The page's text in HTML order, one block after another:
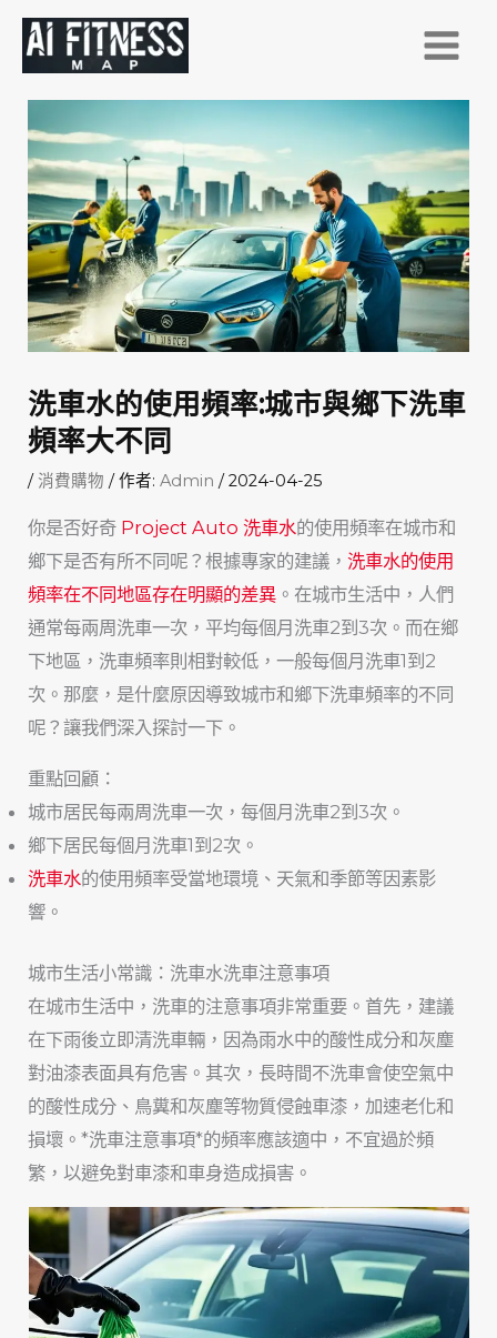
洗車水的使用頻率:城市與鄉下洗車
頻率大不同
/消費購物 / 作者:Admin/2024-04-25
你是否好奇 Project Auto 洗車水的使用頻率在城市和
鄉下是否有所不同呢？根據專家的建議，洗車水的使用
頻率在不同地區存在明顯的差異 。在城市生活中，人們
通常每兩周洗車一次，平均每個月洗車2到3次。而在鄉
下地區，洗車頻率則相對較低，一般每個月洗車1到2
次。那麼，是什麼原因導致城市和鄉下洗車頻率的不同
呢？讓我們深入探討一下。
重點回顧：
城市居民每兩周洗車一次，每個月洗車2到3次。
鄉下居民每個月洗車1到2次。
洗車水的使用頻率受當地環境、天氣和季節等因素影
響。
城市生活小常識：洗車水洗車注意事項
在城市生活中，洗車的注意事項非常重要。首先，建議
在下雨後立即清洗車輛，因為雨水中的酸性成分和灰塵
對油漆表面具有危害。其次，長時間不洗車會使空氣中
的酸性成分、鳥糞和灰塵等物質侵蝕車漆，加速老化和
損壞。*洗車注意事項*的頻率應該適中，不宜過於頻
繁，以避免對車漆和車身造成損害。